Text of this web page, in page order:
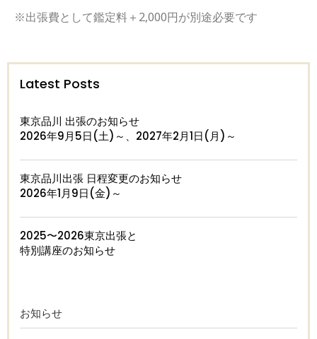
※出張費として鑑定料＋ 2,000円が別途必要です
Latest Posts
東京品川 出張のお知らせ
2026年9月5日(土)～、2027年2月1日(月)～
東京品川出張 日程変更のお知らせ
2026年1月9日(金)～
2025〜2026東京出張と
特別講座のお知らせ
お知らせ